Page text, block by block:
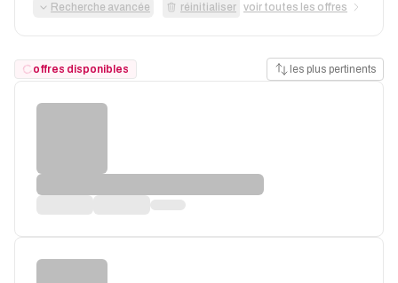
Recherche avancée réinitialiser voir toutes les offres
offres disponibles les plus pertinents